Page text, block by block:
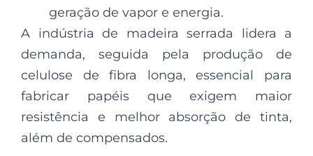
geração de vapor e energia.
A indústria de madeira serrada lidera a
demanda, seguida pela produção de
celulose de fibra longa, essencial para
fabricar papéis que exigem maior
resistência e melhor absorção de tinta,
além de compensados.